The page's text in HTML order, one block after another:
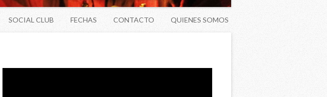
SOCIAL CLUB FECHAS CONTACTO QUIENES SOMOS